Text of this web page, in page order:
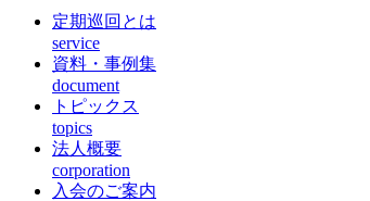
定期巡回とは
service
資料・事例集
document
トピックス
topics
法人概要
corporation
入会のご案内